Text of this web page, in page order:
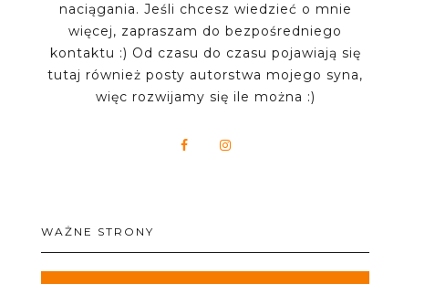
naciągania. Jeśli chcesz wiedzieć o mnie
więcej, zapraszam do bezpośredniego
kontaktu :) Od czasu do czasu pojawiają się
tutaj również posty autorstwa mojego syna,
więc rozwijamy się ile można :)
WAŻNE STRONY